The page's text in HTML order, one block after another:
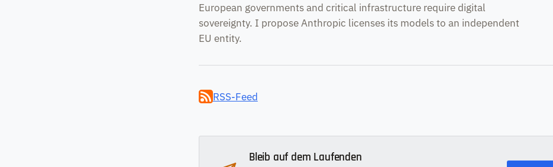
European governments and critical infrastructure require digital
sovereignty. I propose Anthropic licenses its models to an independent
EU entity.
RSS-Feed
Bleib auf dem Laufenden